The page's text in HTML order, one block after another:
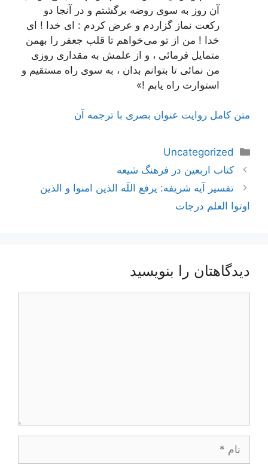
آن روز به سوی روضه برگشتم و در آنجا دو
رکعت نماز گزاردم و عرض کردم : ای خدا ! ای
خدا ! من از تو می‌خواهم تا قلب جعفر را بهمن
متمایل فرمائی ، و از علمش به مقداری روزی
من نمائی تا بتوانم بدان ، به سوی راه مستقیم و
استوارت راه یابم !»
متن کامل روایت عنوان بصری با ترجمه آن
دسته‌ها
Uncategorized
ناوبری
نوشته‌ها
کتاب اربعین در فرهنگ شیعه
تفسیر آیه شریفه: یرفع اللَه الذین امنوا و الذین
اوتوا العلم درجات
دیدگاهتان را بنویسید